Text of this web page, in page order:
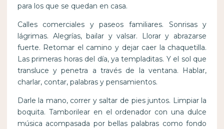
para los que se quedan en casa.
Calles comerciales y paseos familiares. Sonrisas y
lágrimas. Alegrías, bailar y valsar. Llorar y abrazarse
fuerte. Retomar el camino y dejar caer la chaquetilla.
Las primeras horas del día, ya templaditas. Y el sol que
transluce y penetra a través de la ventana. Hablar,
charlar, contar, palabras y pensamientos.
Darle la mano, correr y saltar de pies juntos. Limpiar la
boquita. Tamborilear en el ordenador con una dulce
música acompasada por bellas palabras como fondo